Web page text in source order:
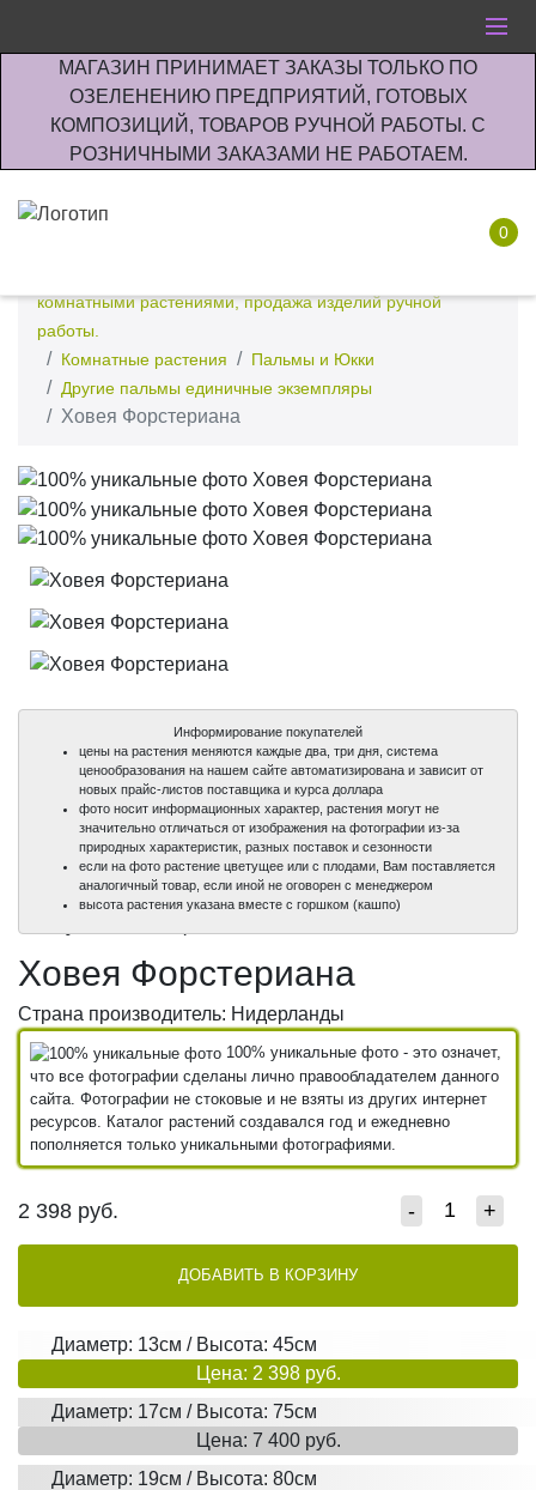
МАГАЗИН ПРИНИМАЕТ ЗАКАЗЫ ТОЛЬКО ПО
ОЗЕЛЕНЕНИЮ ПРЕДПРИЯТИЙ, ГОТОВЫХ
КОМПОЗИЦИЙ, ТОВАРОВ РУЧНОЙ РАБОТЫ. С
РОЗНИЧНЫМИ ЗАКАЗАМИ НЕ РАБОТАЕМ.
0
комнатными растениями, продажа изделий ручной
работы.
Комнатные растения
Пальмы и Юкки
Другие пальмы единичные экземпляры
Ховея Форстериана
100%
100%
100%
Информирование покупателей
цены на растения меняются каждые два, три дня, система
ценообразования на нашем сайте автоматизирована и зависит от
новых прайс-листов поставщика и курса доллара
фото носит информационных характер, растения могут не
значительно отличаться от изображения на фотографии из-за
природных характеристик, разных поставок и сезонности
если на фото растение цветущее или с плодами, Вам поставляется
аналогичный товар, если иной не оговорен с менеджером
высота растения указана вместе с горшком (кашпо)
Ховея Форстериана
Страна производитель: Нидерланды
100% уникальные фото - это означет,
что все фотографии сделаны лично правообладателем данного
сайта. Фотографии не стоковые и не взяты из других интернет
ресурсов. Каталог растений создавался год и ежедневно
пополняется только уникальными фотографиями.
2 398 руб. - +
ДОБАВИТЬ В КОРЗИНУ
Диаметр: 13см / Высота: 45см
Цена: 2 398 руб.
Диаметр: 17см / Высота: 75см
Цена: 7 400 руб.
Диаметр: 19см / Высота: 80см